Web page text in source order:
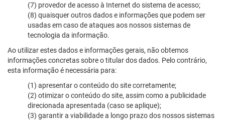
(7) provedor de acesso à Internet do sistema de acesso;
(8) quaisquer outros dados e informações que podem ser
usadas em caso de ataques aos nossos sistemas de
tecnologia da informação.
Ao utilizar estes dados e informações gerais, não obtemos
informações concretas sobre o titular dos dados. Pelo contrário,
esta informação é necessária para:
(1) apresentar o conteúdo do site corretamente;
(2) otimizar o conteúdo do site, assim como a publicidade
direcionada apresentada (caso se aplique);
(3) garantir a viabilidade a longo prazo dos nossos sistemas